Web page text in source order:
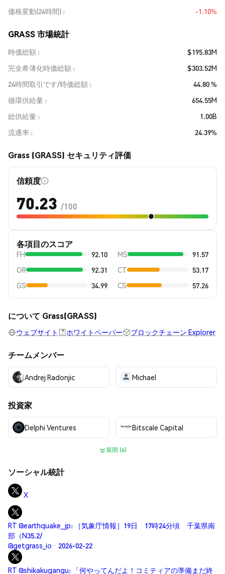
価格変動(24時間)
-1.10%
GRASS 市場統計
時価総額
$195.83M
完全希薄化時価総額
$303.52M
24時間取引です/時価総額
44.80 %
循環供給量
654.55M
総供給量
1.00B
流通率
24.39%
Grass (GRASS) セキュリティ評価
信頼度
70.23 /100
各項目のスコア
FH 92.10 MS
91.57
OR
92.31 CT
53.17
GS
34.99 CS 57.26
について Grass(GRASS)
ウェブサイト ホワイトペーパー ブロックチェーン Explorer
チームメンバー
Andrej Radonjic Michael
投資家
Delphi Ventures Bitscale Capital
展開 (6)
ソーシャル統計
X
RT @earthquake_jp: ［気象庁情報］19日 17時24分頃 千葉県南
部（N35.2/
@getgrass_io · 2026-02-22
RT @shikakugangu: 「何やってんだよ！コミティアの準備まだ終